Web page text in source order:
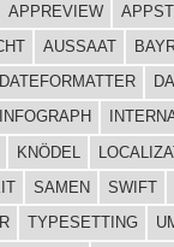
APPREVIEW
AUSSAAT
DATEFORMATTER
INFOGRAPH
KNÖDEL
SAMEN SWIFT
TYPESETTING